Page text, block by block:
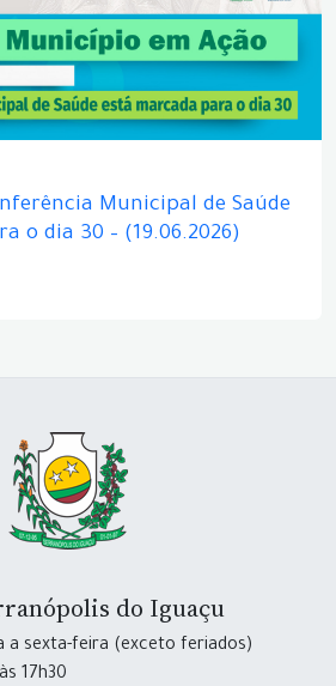
Municipal de Saúde
o dia 30 – (19.06.2026)
do Iguaçu
a sexta-feira (exceto feriados)
17h30